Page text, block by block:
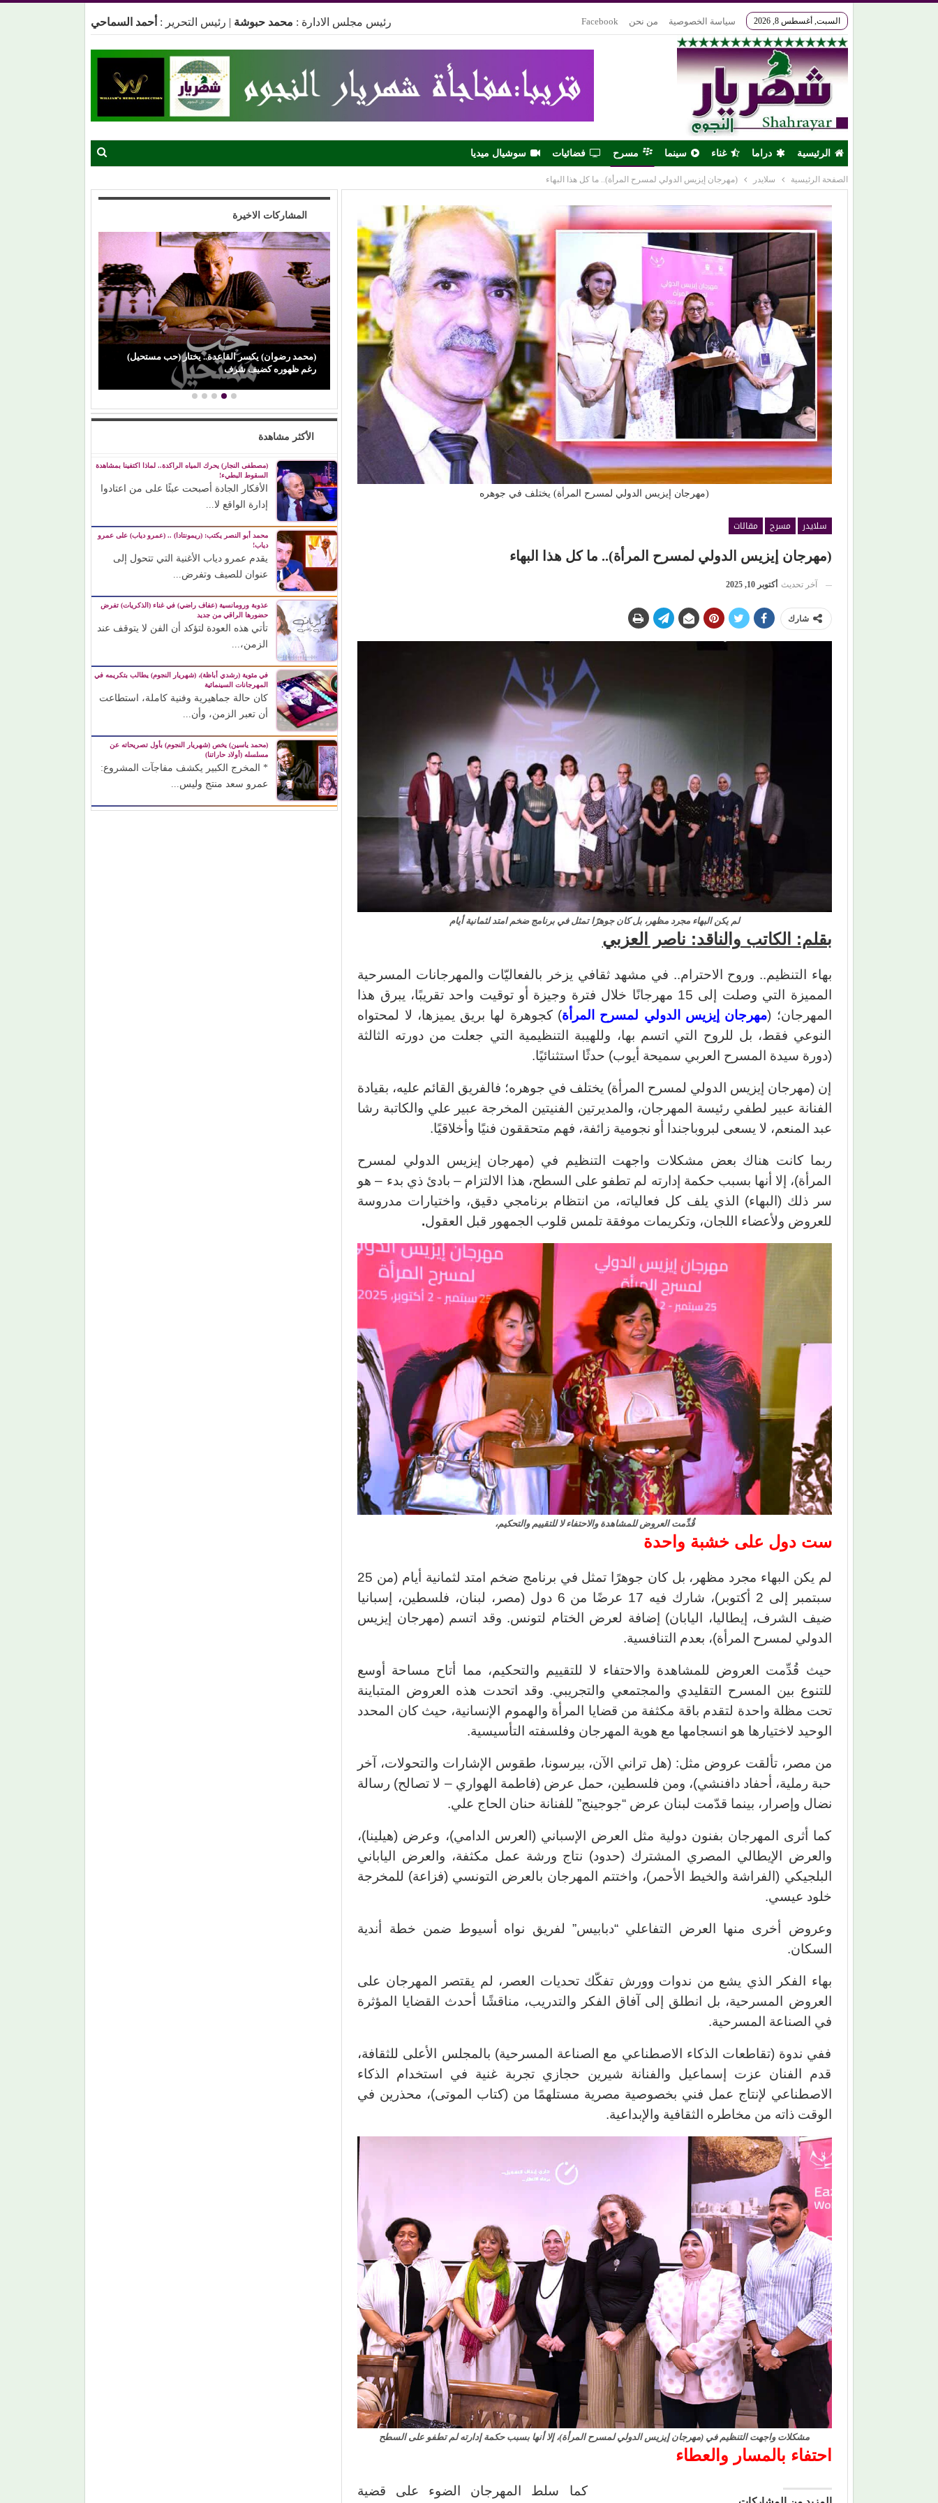
السبت, أغسطس 8, 2026 سياسة الخصوصية من نحن Facebook رئيس مجلس الادارة : محمد حبوشة | رئيس التحرير : أحمد السماحي
الرئيسية دراما غناء سينما مسرح فضائيات سوشيال ميديا
الصفحة الرئيسية سلايدر (مهرجان إيزيس الدولي لمسرح المرأة).. ما كل هذا البهاء
(مهرجان إيزيس الدولي لمسرح المرأة) يختلف في جوهره
سلايدر مسرح
مقالات
(مهرجان إيزيس الدولي لمسرح المرأة).. ما كل هذا البهاء
آخر تحديث أكتوبر 10, 2025
شارك
لم يكن البهاء مجرد مظهر، بل كان جوهرًا تمثل في برنامج ضخم امتد لثمانية أيام
بقلم: الكاتب والناقد: ناصر العزبي
بهاء التنظيم.. وروح الاحترام.. في مشهد ثقافي يزخر بالفعاليّات والمهرجانات المسرحية
المميزة التي وصلت إلى 15 مهرجانًا خلال فترة وجيزة أو توقيت واحد تقريبًا، يبرق هذا
المهرجان؛ (مهرجان إيزيس الدولي لمسرح المرأة) كجوهرة لها بريق يميزها، لا لمحتواه
النوعي فقط، بل للروح التي اتسم بها، وللهيبة التنظيمية التي جعلت من دورته الثالثة
(دورة سيدة المسرح العربي سميحة أيوب) حدثًا استثنائيًا.
إن (مهرجان إيزيس الدولي لمسرح المرأة) يختلف في جوهره؛ فالفريق القائم عليه، بقيادة
الفنانة عبير لطفي رئيسة المهرجان، والمديرتين الفنيتين المخرجة عبير علي والكاتبة رشا
عبد المنعم، لا يسعى لبروباجندا أو نجومية زائفة، فهم متحققون فنيًا وأخلاقيًا.
ربما كانت هناك بعض مشكلات واجهت التنظيم في (مهرجان إيزيس الدولي لمسرح
المرأة)، إلا أنها بسبب حكمة إدارته لم تطفو على السطح، هذا الالتزام – بادئ ذي بدء – هو
سر ذلك (البهاء) الذي يلف كل فعالياته، من انتظام برنامجي دقيق، واختيارات مدروسة
للعروض ولأعضاء اللجان، وتكريمات موفقة تلمس قلوب الجمهور قبل العقول.
قُدِّمت العروض للمشاهدة والاحتفاء لا للتقييم والتحكيم،
ست دول على خشبة واحدة
لم يكن البهاء مجرد مظهر، بل كان جوهرًا تمثل في برنامج ضخم امتد لثمانية أيام (من 25
سبتمبر إلى 2 أكتوبر)، شارك فيه 17 عرضًا من 6 دول (مصر، لبنان، فلسطين، إسبانيا
ضيف الشرف، إيطاليا، اليابان) إضافة لعرض الختام لتونس. وقد اتسم (مهرجان إيزيس
الدولي لمسرح المرأة)، بعدم التنافسية.
حيث قُدِّمت العروض للمشاهدة والاحتفاء لا للتقييم والتحكيم، مما أتاح مساحة أوسع
للتنوع بين المسرح التقليدي والمجتمعي والتجريبي. وقد اتحدت هذه العروض المتباينة
تحت مظلة واحدة لتقدم باقة مكثفة من قضايا المرأة والهموم الإنسانية، حيث كان المحدد
الوحيد لاختيارها هو انسجامها مع هوية المهرجان وفلسفته التأسيسية.
من مصر، تألقت عروض مثل: (هل تراني الآن، بيرسونا، طقوس الإشارات والتحولات، آخر
حبة رملية، أحفاد دافنشي)، ومن فلسطين، حمل عرض (فاطمة الهواري – لا تصالح) رسالة
نضال وإصرار، بينما قدّمت لبنان عرض “جوجينج” للفنانة حنان الحاج علي.
كما أثرى المهرجان بفنون دولية مثل العرض الإسباني (العرس الدامي)، وعرض (هيلينا)،
والعرض الإيطالي المصري المشترك (حدود) نتاج ورشة عمل مكثفة، والعرض الياباني
البلجيكي (الفراشة والخيط الأحمر)، واختتم المهرجان بالعرض التونسي (فزاعة) للمخرجة
خلود عيسي.
وعروض أخرى منها العرض التفاعلي “دبابيس” لفريق نواه أسيوط ضمن خطة أندية
السكان.
بهاء الفكر الذي يشع من ندوات وورش تفكّك تحديات العصر، لم يقتصر المهرجان على
العروض المسرحية، بل انطلق إلى آفاق الفكر والتدريب، مناقشًا أحدث القضايا المؤثرة
في الصناعة المسرحية.
ففي ندوة (تقاطعات الذكاء الاصطناعي مع الصناعة المسرحية) بالمجلس الأعلى للثقافة،
قدم الفنان عزت إسماعيل والفنانة شيرين حجازي تجربة غنية في استخدام الذكاء
الاصطناعي لإنتاج عمل فني بخصوصية مصرية مستلهمًا من (كتاب الموتى)، محذرين في
الوقت ذاته من مخاطره الثقافية والإبداعية.
مشكلات واجهت التنظيم في (مهرجان إيزيس الدولي لمسرح المرأة)، إلا أنها بسبب حكمة إدارته لم تطفو على السطح
احتفاء بالمسار والعطاء
كما سلط المهرجان الضوء على قضية
المشاركات الاخيرة
حين ماتت الحكاية.. الفن المصري يفقد قدرته على
صناعة الهوية الوطنية (1)
صراع صناع (الدراما العربية).. كيف رسخت (الصبّاح)
حضورها بين أبرز صناع الدراما…
(محمد رضوان) يكسر القاعدة.. يختار (حب مستحيل)
رغم ظهوره كضيف شرف
الأكثر مشاهدة
(مصطفى النجار) يحرك المياه الراكدة.. لماذا اكتفينا بمشاهدة
السقوط البطيء!
الأفكار الجادة أصبحت عبئًا على من اعتادوا
إدارة الواقع لا...
محمد أبو النصر يكتب: (ريمونتادا) .. (عمرو دياب) على عمرو
دياب!
يقدم عمرو دياب الأغنية التي تتحول إلى
عنوان للصيف وتفرض...
عذوبة ورومانسية (عفاف راضي) في غناء (الذكريات) تفرض
حضورها الراقي من جديد
تأتي هذه العودة لتؤكد أن الفن لا يتوقف عند
الزمن،...
في مئوية (رشدي أباظة)، (شهريار النجوم) يطالب بتكريمه في
المهرجانات السينمائية
كان حالة جماهيرية وفنية كاملة، استطاعت
أن تعبر الزمن، وأن...
(محمد ياسين) يخص (شهريار النجوم) بأول تصريحاته عن
مسلسله (أولاد حاراتنا)
* المخرج الكبير يكشف مفاجآت المشروع:
عمرو سعد منتج وليس...